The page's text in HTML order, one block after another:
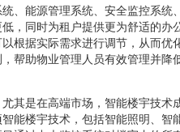
、能源管理系统、安全监控系统
，同时为租户提供更为舒适的办
根据实际需求进行调节，从而优
帮助物业管理人员有效管理并降
其是在高端市场，智能楼宇技术
能楼宇技术，包括智能照明、智